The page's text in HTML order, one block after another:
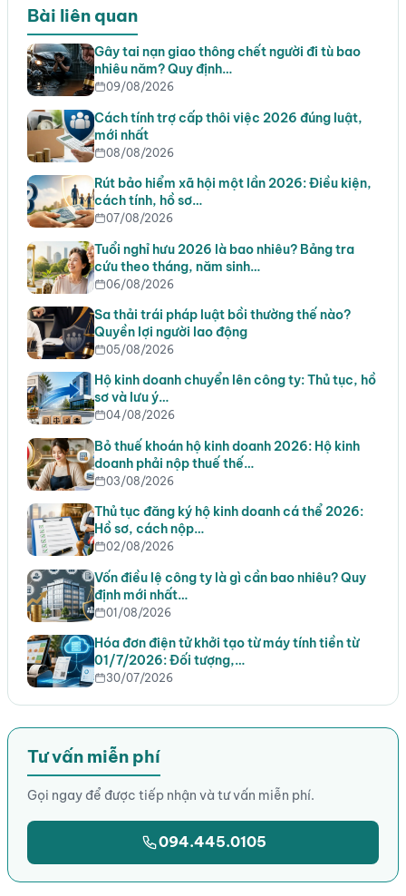
Bài liên quan
Gây tai nạn giao thông chết người đi tù bao
nhiêu năm? Quy định…
09/08/2026
Cách tính trợ cấp thôi việc 2026 đúng luật,
mới nhất
08/08/2026
Rút bảo hiểm xã hội một lần 2026: Điều kiện,
cách tính, hồ sơ…
07/08/2026
Tuổi nghỉ hưu 2026 là bao nhiêu? Bảng tra
cứu theo tháng, năm sinh…
06/08/2026
Sa thải trái pháp luật bồi thường thế nào?
Quyền lợi người lao động
05/08/2026
Hộ kinh doanh chuyển lên công ty: Thủ tục, hồ
sơ và lưu ý…
04/08/2026
Bỏ thuế khoán hộ kinh doanh 2026: Hộ kinh
doanh phải nộp thuế thế…
03/08/2026
Thủ tục đăng ký hộ kinh doanh cá thể 2026:
Hồ sơ, cách nộp…
02/08/2026
Vốn điều lệ công ty là gì cần bao nhiêu? Quy
định mới nhất…
01/08/2026
Hóa đơn điện tử khởi tạo từ máy tính tiền từ
01/7/2026: Đối tượng,…
30/07/2026
Tư vấn miễn phí
Gọi ngay để được tiếp nhận và tư vấn miễn phí.
094.445.0105